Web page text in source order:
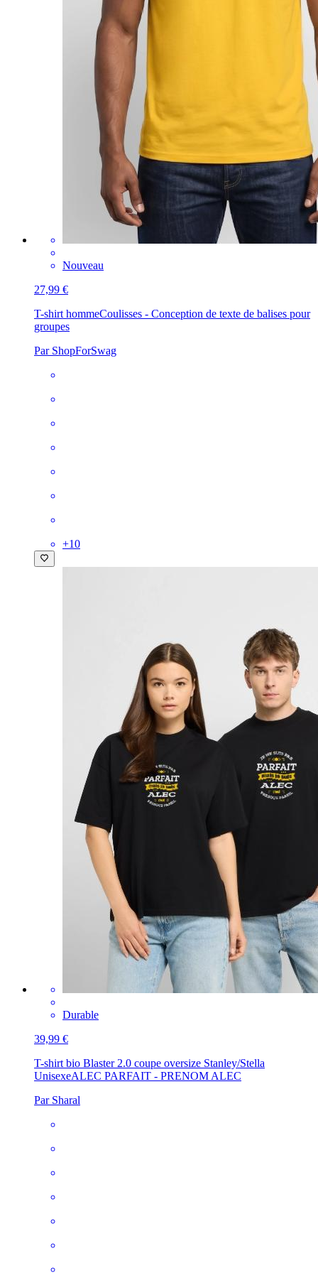
Nouveau
27,99 €
T-shirt hommeCoulisses - Conception de texte de balises pour
groupes
Par ShopForSwag
+10
Durable
39,99 €
T-shirt bio Blaster 2.0 coupe oversize Stanley/Stella
UnisexeALEC PARFAIT - PRENOM ALEC
Par Sharal